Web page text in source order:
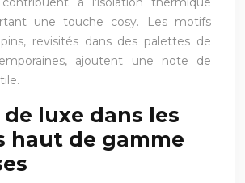
une touche cosy. Les motifs
revisités dans des palettes de
ajoutent une note de
luxe dans les
haut de gamme